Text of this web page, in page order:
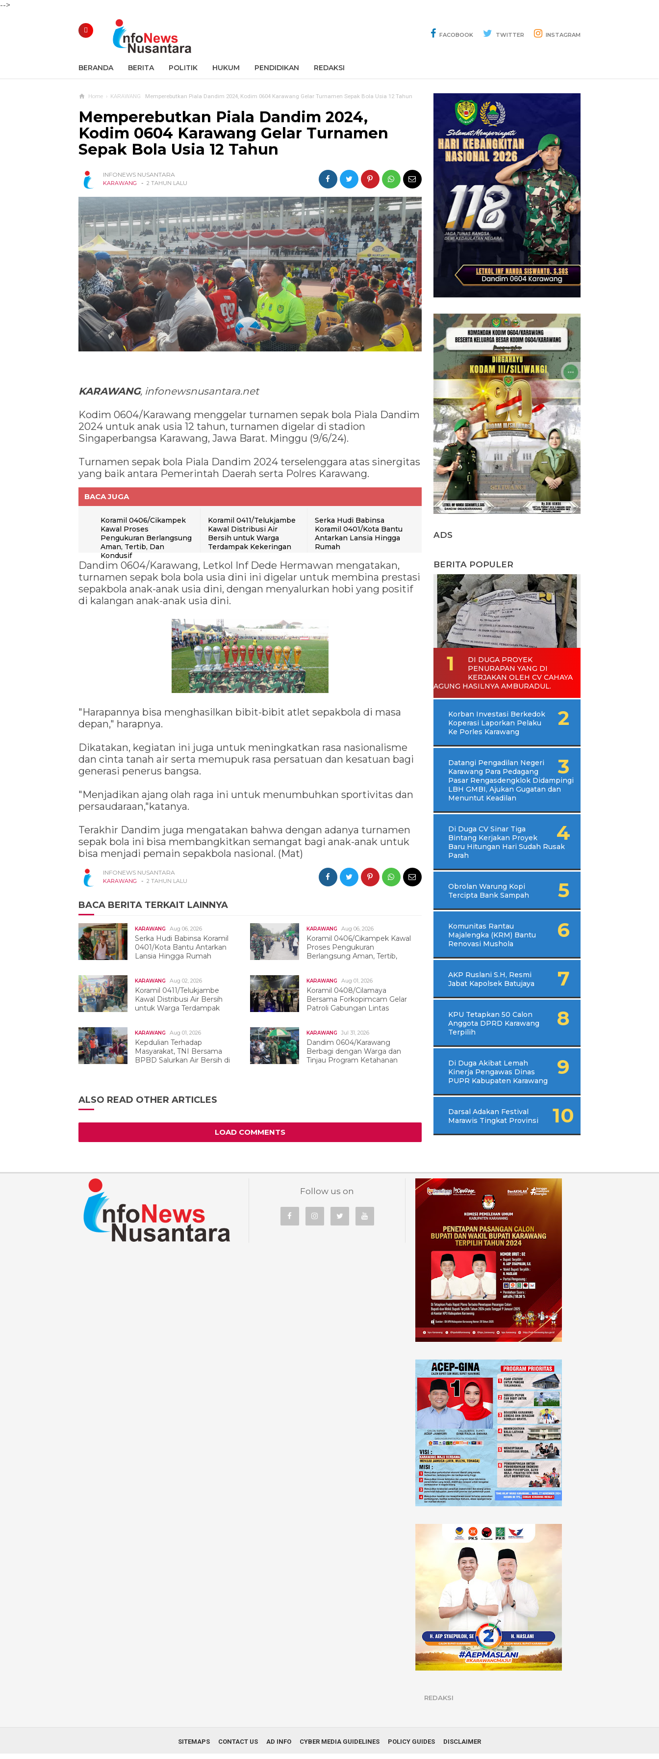
-->
FACOBOOK TWITTER INSTAGRAM
BERANDA BERITA POLITIK HUKUM PENDIDIKAN REDAKSI
Home › KARAWANG Memperebutkan Piala Dandim 2024, Kodim 0604 Karawang Gelar Turnamen Sepak Bola Usia 12 Tahun
Memperebutkan Piala Dandim 2024,
Kodim 0604 Karawang Gelar Turnamen
Sepak Bola Usia 12 Tahun
INFONEWS NUSANTARA
KARAWANG - 2 TAHUN LALU
KARAWANG, infonewsnusantara.net
Kodim 0604/Karawang menggelar turnamen sepak bola Piala Dandim
2024 untuk anak usia 12 tahun, turnamen digelar di stadion
Singaperbangsa Karawang, Jawa Barat. Minggu (9/6/24).
Turnamen sepak bola Piala Dandim 2024 terselenggara atas sinergitas
yang baik antara Pemerintah Daerah serta Polres Karawang.
BACA JUGA
Koramil 0406/Cikampek
Kawal Proses
Pengukuran Berlangsung
Aman, Tertib, Dan
Kondusif
Koramil 0411/Telukjambe
Kawal Distribusi Air
Bersih untuk Warga
Terdampak Kekeringan
Serka Hudi Babinsa
Koramil 0401/Kota Bantu
Antarkan Lansia Hingga
Rumah
Dandim 0604/Karawang, Letkol Inf Dede Hermawan mengatakan,
turnamen sepak bola bola usia dini ini digelar untuk membina prestasi
sepakbola anak-anak usia dini, dengan menyalurkan hobi yang positif
di kalangan anak-anak usia dini.
"Harapannya bisa menghasilkan bibit-bibit atlet sepakbola di masa
depan," harapnya.
Dikatakan, kegiatan ini juga untuk meningkatkan rasa nasionalisme
dan cinta tanah air serta memupuk rasa persatuan dan kesatuan bagi
generasi penerus bangsa.
"Menjadikan ajang olah raga ini untuk menumbuhkan sportivitas dan
persaudaraan,"katanya.
Terakhir Dandim juga mengatakan bahwa dengan adanya turnamen
sepak bola ini bisa membangkitkan semangat bagi anak-anak untuk
bisa menjadi pemain sepakbola nasional. (Mat)
INFONEWS NUSANTARA
KARAWANG - 2 TAHUN LALU
BACA BERITA TERKAIT LAINNYA
KARAWANG Aug 06, 2026
Serka Hudi Babinsa Koramil
0401/Kota Bantu Antarkan
Lansia Hingga Rumah
KARAWANG Aug 06, 2026
Koramil 0406/Cikampek Kawal
Proses Pengukuran
Berlangsung Aman, Tertib,
KARAWANG Aug 02, 2026
Koramil 0411/Telukjambe
Kawal Distribusi Air Bersih
untuk Warga Terdampak
KARAWANG Aug 01, 2026
Koramil 0408/Cilamaya
Bersama Forkopimcam Gelar
Patroli Gabungan Lintas
KARAWANG Aug 01, 2026
Kepdulian Terhadap
Masyarakat, TNI Bersama
BPBD Salurkan Air Bersih di
KARAWANG Jul 31, 2026
Dandim 0604/Karawang
Berbagi dengan Warga dan
Tinjau Program Ketahanan
ALSO READ OTHER ARTICLES
LOAD COMMENTS
ADS
BERITA POPULER
DI DUGA PROYEK
PENURAPAN YANG DI
KERJAKAN OLEH CV CAHAYA
AGUNG HASILNYA AMBURADUL.
Korban Investasi Berkedok
Koperasi Laporkan Pelaku
Ke Porles Karawang
Datangi Pengadilan Negeri
Karawang Para Pedagang
Pasar Rengasdengklok Didampingi
LBH GMBI, Ajukan Gugatan dan
Menuntut Keadilan
Di Duga CV Sinar Tiga
Bintang Kerjakan Proyek
Baru Hitungan Hari Sudah Rusak
Parah
Obrolan Warung Kopi
Tercipta Bank Sampah
Komunitas Rantau
Majalengka (KRM) Bantu
Renovasi Mushola
AKP Ruslani S.H, Resmi
Jabat Kapolsek Batujaya
KPU Tetapkan 50 Calon
Anggota DPRD Karawang
Terpilih
Di Duga Akibat Lemah
Kinerja Pengawas Dinas
PUPR Kabupaten Karawang
Darsal Adakan Festival
Marawis Tingkat Provinsi
Follow us on
REDAKSI
SITEMAPS CONTACT US AD INFO CYBER MEDIA GUIDELINES POLICY GUIDES DISCLAIMER